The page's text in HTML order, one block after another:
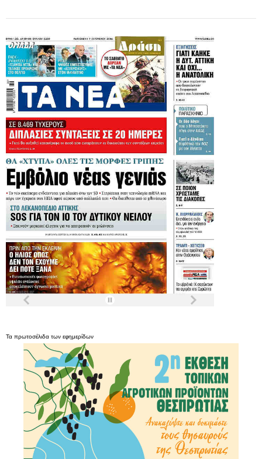
Τα πρωτοσέλιδα των εφημερίδων